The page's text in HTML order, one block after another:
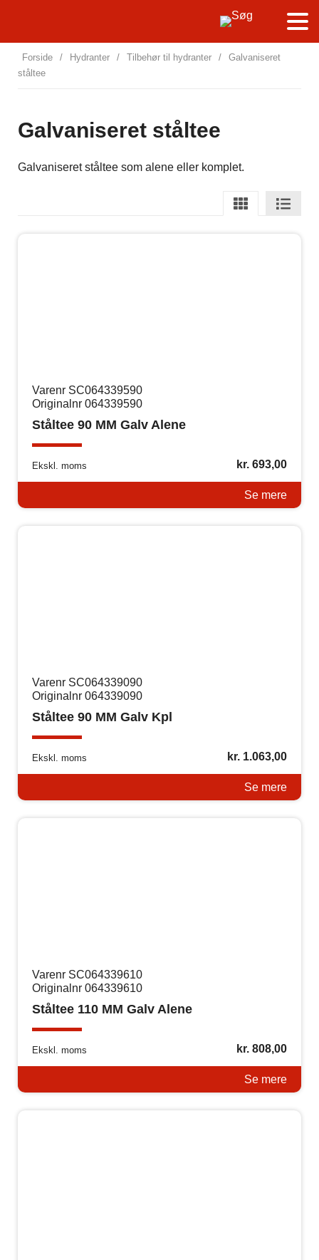
Forside / Hydranter / Tilbehør til hydranter /
Galvaniseret
ståltee
Galvaniseret ståltee
Galvaniseret ståltee som alene eller komplet.
Varenr SC064339590
Originalnr 064339590
Ståltee 90 MM Galv Alene
Ekskl. moms kr.693,00
Se mere
Varenr SC064339090
Originalnr 064339090
Ståltee 90 MM Galv Kpl
Ekskl. moms kr.1.063,00
Se mere
Varenr SC064339610
Originalnr 064339610
Ståltee 110 MM Galv Alene
Ekskl. moms kr.808,00
Se mere